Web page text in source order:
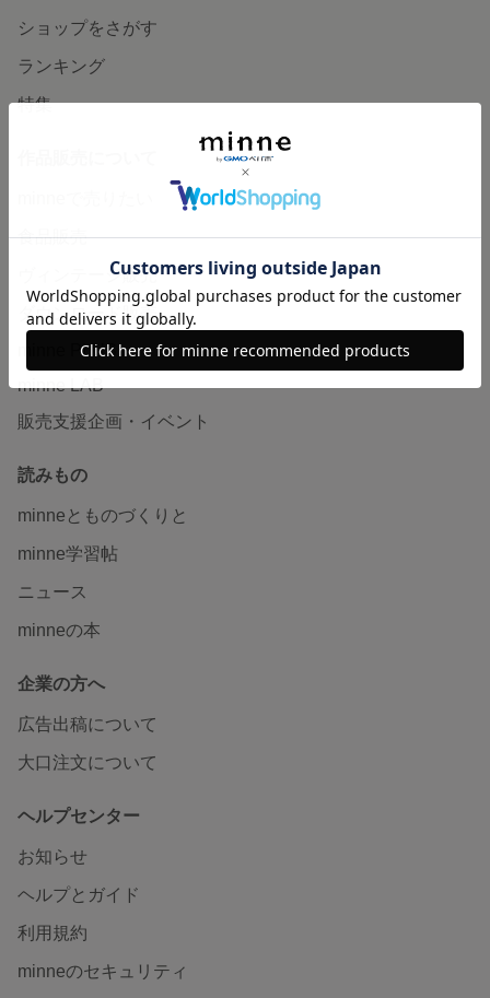
ショップをさがす
ランキング
特集
食品販売
ヴィンテージ販売
ダウンロード販売
minne PLUS
minne LAB
販売支援企画・イベント
読みもの
minneとものづくりと
minne学習帖
ニュース
minneの本
企業の方へ
広告出稿について
大口注文について
ヘルプセンター
お知らせ
ヘルプとガイド
利用規約
minneのセキュリティ